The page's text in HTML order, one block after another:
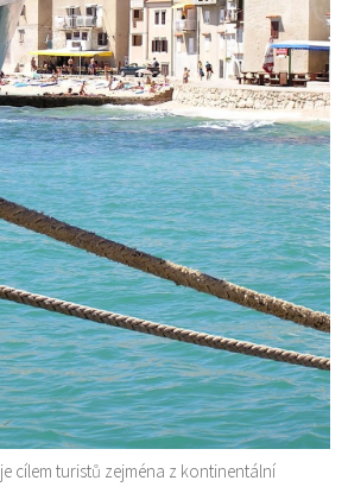
je cílem turistů zejména z kontinentální